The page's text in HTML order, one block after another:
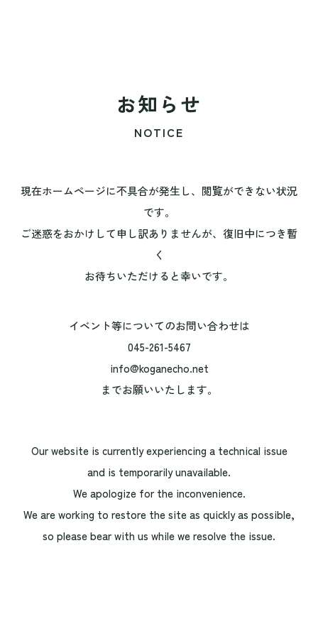
お知らせ
NOTICE
現在ホームページに不具合が発生し、閲覧ができない状況
です。
ご迷惑をおかけして申し訳ありませんが、復旧中につき暫
く
お待ちいただけると幸いです。
イベント等についてのお問い合わせは
045-261-5467
info@koganecho.net
までお願いいたします。
Our website is currently experiencing a technical issue
and is temporarily unavailable.
We apologize for the inconvenience.
We are working to restore the site as quickly as possible,
so please bear with us while we resolve the issue.